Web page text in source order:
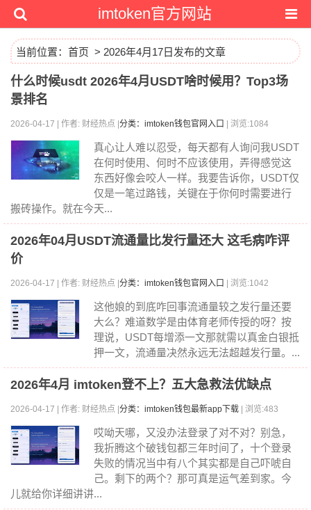
imtoken官方网站
当前位置： 首页 > 2026年4月17日发布的文章
什么时候usdt 2026年4月USDT啥时候用？Top3场
景排名
2026-04-17 | 作者: 财经热点 | 分类：imtoken钱包官网入口 | 浏览:1084
真心让人难以忍受，每天都有人询问我USDT
在何时使用、何时不应该使用，弄得感觉这
东西好像会咬人一样。我要告诉你，USDT仅
仅是一笔过路钱，关键在于你何时需要进行
搬砖操作。就在今天...
2026年04月USDT流通量比发行量还大 这毛病咋评
价
2026-04-17 | 作者: 财经热点 | 分类：imtoken钱包官网入口 | 浏览:1042
这他娘的到底咋回事流通量较之发行量还要
大么？难道数学是由体育老师传授的呀？按
理说，USDT每增添一文那就需以真金白银抵
押一文，流通量决然永远无法超越发行量。...
2026年4月 imtoken登不上？五大急救法优缺点
2026-04-17 | 作者: 财经热点 | 分类：imtoken钱包最新app下载 | 浏览:483
哎呦天哪，又没办法登录了对不对？别急，
我折腾这个破钱包都三年时间了，十个登录
失败的情况当中有八个其实都是自己吓唬自
己。剩下的两个？那可真是运气差到家。今
儿就给你详细讲讲...